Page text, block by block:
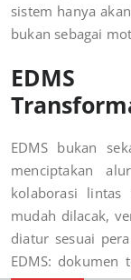
sistem hanya
bukan sebagai
EDMS
EDMS bukan
menciptakan
kolaborasi lintas
mudah dilacak,
diatur sesuai
EDMS: dokumen